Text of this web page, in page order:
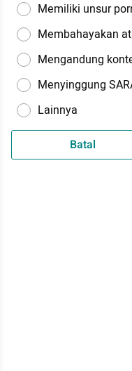
Memiliki unsur
Membahayakan
Mengandung
Menyinggung
Lainnya
Batal